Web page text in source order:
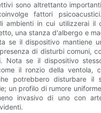
sono altrettanto
fattori
ambienti in cui utilizzerai il
una stanza d'albergo e
se il dispositivo mantiene
di disturbi comuni,
Nota se il dispositivo
il ronzio della ventola,
potrebbero disturbare il
un profilo di rumore
invasivo di uno con